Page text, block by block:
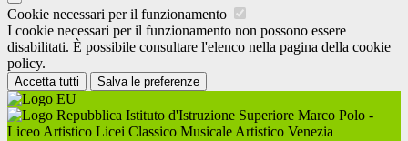
Cookie necessari per il funzionamento
I cookie necessari per il funzionamento non possono essere
disabilitati. È possibile consultare l'elenco nella pagina della cookie
policy.
Accetta tutti Salva le preferenze
Istituto d'Istruzione Superiore Marco Polo -
Liceo Artistico Licei Classico Musicale Artistico Venezia